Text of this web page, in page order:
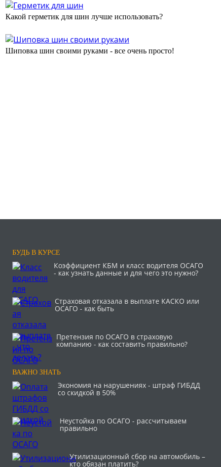
Какой герметик для шин лучше использовать?
Шиповка шин своими руками - все очень просто!
БУДЬ В КУРСЕ
Коэффициент КБМ и класс водителя ОСАГО
- как узнать данные и для чего это нужно?
Страховая отказала в выплате КАСКО или
ОСАГО - как быть
Претензия по ОСАГО в страховую
компанию - как составить правильно?
ВАЖНО ЗНАТЬ
Экономия на нарушениях - штраф ГИБДД
со скидкой в 50%
Неустойка по ОСАГО - рассчитываем
правильно
Утилизационный сбор на автомобиль –
кто обязан платить?